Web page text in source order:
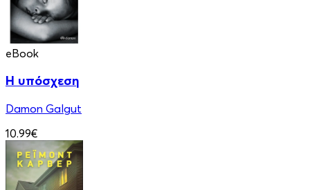
eBook
Η υπόσχεση
Damon Galgut
10.99€